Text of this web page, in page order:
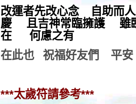
改運者先改心念 自助而
慶 且吉神常臨擁護 雖
在 何慮之有
在此也 祝福好友們 平
***太歲符請參考***